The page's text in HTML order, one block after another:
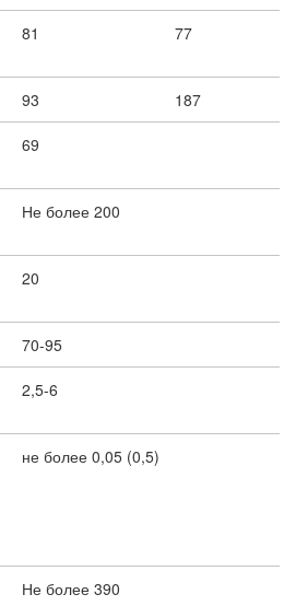
81 77
93 187
69
Не более 200
20
70-95
2,5-6
не более 0,05 (0,5)
Не более 390